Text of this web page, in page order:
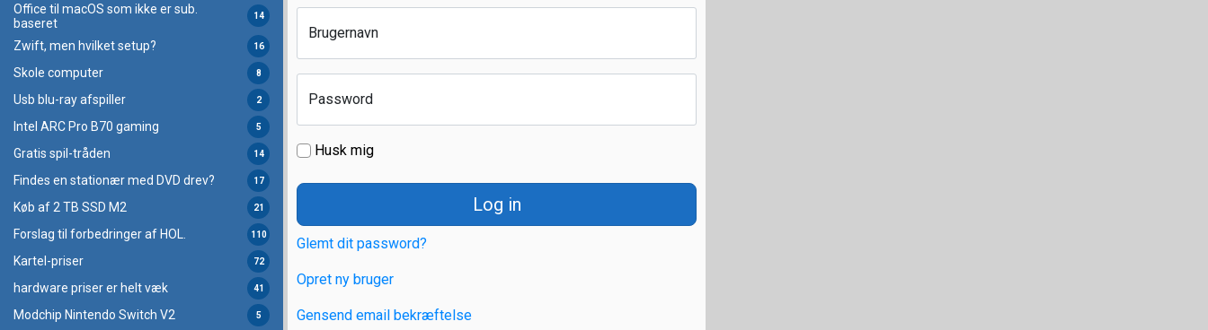
Office til macOS som ikke er sub.
baseret
14
Zwift, men hvilket setup? 16
Skole computer 8
Usb blu-ray afspiller 2
Intel ARC Pro B70 gaming 5
Gratis spil-tråden 14
Findes en stationær med DVD drev? 17
Køb af 2 TB SSD M2 21
Forslag til forbedringer af HOL. 110
Kartel-priser 72
hardware priser er helt væk 41
Modchip Nintendo Switch V2 5
Brugernavn
Password
Husk mig
Log in
Glemt dit password?
Opret ny bruger
Gensend email bekræftelse